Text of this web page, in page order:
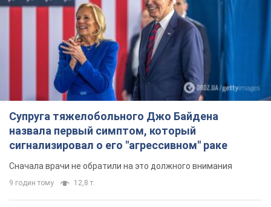
Супруга тяжелобольного Джо Байдена
назвала первый симптом, который
сигнализировал о его "агрессивном" раке
Сначала врачи не обратили на это должного внимания
9 годин тому 12,8 т.